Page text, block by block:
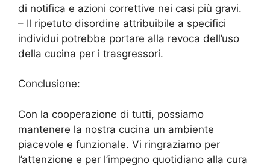
di notifica e azioni correttive nei casi più gravi.
– Il ripetuto disordine attribuibile a specifici
individui potrebbe portare alla revoca dell’uso
della cucina per i trasgressori.
Conclusione:
Con la cooperazione di tutti, possiamo
mantenere la nostra cucina un ambiente
piacevole e funzionale. Vi ringraziamo per
l’attenzione e per l’impegno quotidiano alla cura